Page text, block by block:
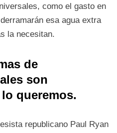
como el gasto en
esa agua extra
la necesitan.
de
son
queremos.
republicano Paul Ryan